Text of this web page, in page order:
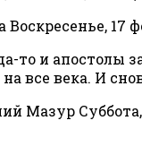
Воскресенье, 17
то и
все века. И